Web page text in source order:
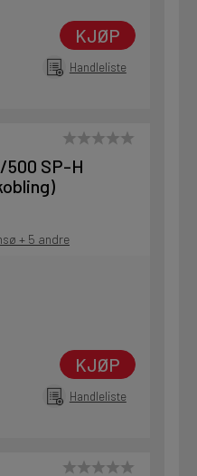
KJØP
Handleliste
500 SP-H
+ 5 andre
KJØP
Handleliste